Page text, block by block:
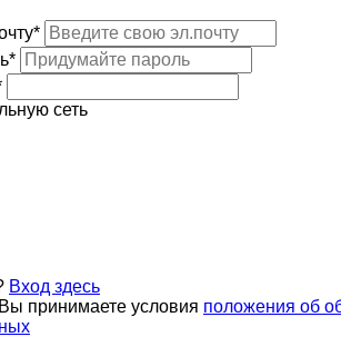
сеть
Вход здесь
принимаете условия положения об